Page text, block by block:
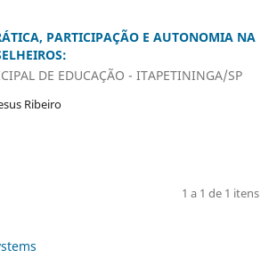
PARTICIPAÇÃO E AUTONOMIA NA
DE EDUCAÇÃO - ITAPETININGA/SP
Ribeiro
1 a 1 de 1 itens